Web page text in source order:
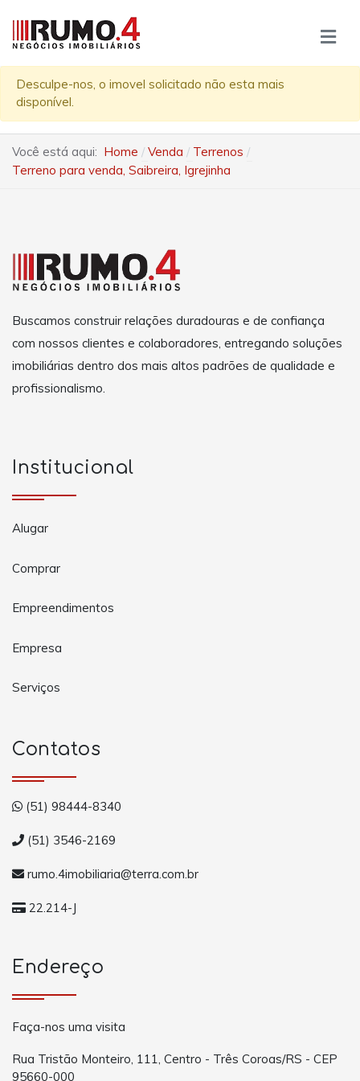
Desculpe-nos, o imovel solicitado não esta mais
disponível.
Você está aqui: Home Venda
Terrenos
Terreno para venda, Saibreira, Igrejinha
Buscamos construir relações duradouras e de confiança
com nossos clientes e colaboradores, entregando soluções
imobiliárias dentro dos mais altos padrões de qualidade e
profissionalismo.
Institucional
Alugar
Comprar
Empreendimentos
Empresa
Serviços
Contatos
(51) 98444-8340
(51) 3546-2169
rumo.4imobiliaria@terra.com.br
22.214-J
Endereço
Faça-nos uma visita
Rua Tristão Monteiro, 111, Centro - Três Coroas/RS - CEP
95660-000